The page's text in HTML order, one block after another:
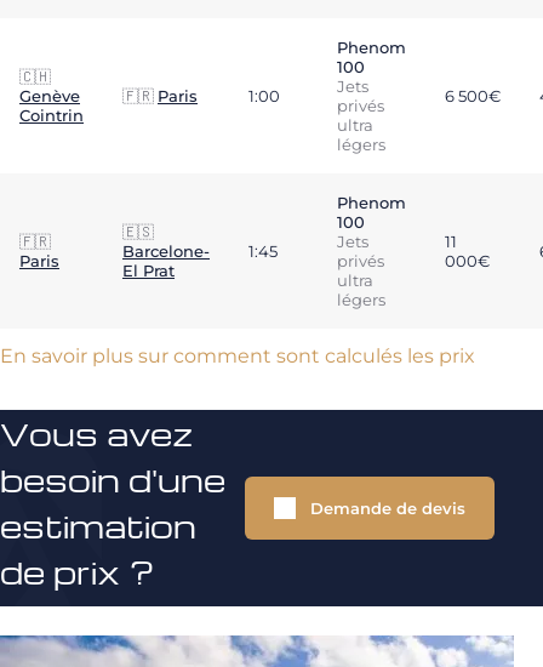
🇨🇭
Genève
Cointrin
🇫🇷 Paris 1:00
Phenom
100
Jets
privés
ultra
légers
6 500€
🇫🇷
Paris
🇪🇸
Barcelone-
El Prat
1:45
Phenom
100
Jets
privés
ultra
légers
11
000€
En savoir plus sur comment sont calculés les prix
Vous avez
besoin d'une
estimation
de prix ?
Demande de devis